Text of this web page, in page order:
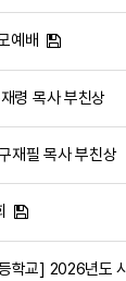
예배
령 목사 부친상
재필 목사 부친상
학교] 2026년도